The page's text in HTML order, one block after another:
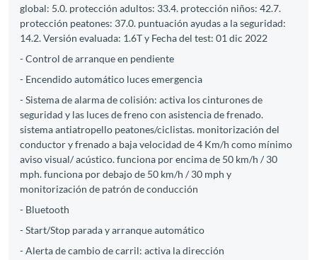
global: 5.0. protección adultos: 33.4. protección niños: 42.7.
protección peatones: 37.0. puntuación ayudas a la seguridad:
14.2. Versión evaluada: 1.6T y Fecha del test: 01 dic 2022
- Control de arranque en pendiente
- Encendido automático luces emergencia
- Sistema de alarma de colisión: activa los cinturones de
seguridad y las luces de freno con asistencia de frenado.
sistema antiatropello peatones/ciclistas. monitorización del
conductor y frenado a baja velocidad de 4 Km/h como mínimo
aviso visual/ acústico. funciona por encima de 50 km/h / 30
mph. funciona por debajo de 50 km/h / 30 mph y
monitorización de patrón de conducción
- Bluetooth
- Start/Stop parada y arranque automático
- Alerta de cambio de carril: activa la dirección